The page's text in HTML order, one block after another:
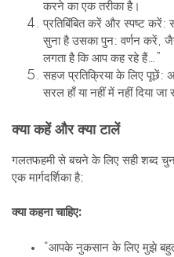
करने का एक तरीका है।
प्रतिबिंबित करें और स्पष्ट
सुना है उसका पुन: वर्णन करें,
लगता है कि आप कह रहे हैं…”
सहज प्रतिक्रिया के लिए पूछें:
सरल हाँ या नहीं में नहीं दिया जा
क्या कहें और क्या टालें
गलतफहमी से बचने के लिए सही शब्द
एक मार्गदर्शिका है;
क्या कहना चाहिए:
“आपके नुकसान के लिए मुझे